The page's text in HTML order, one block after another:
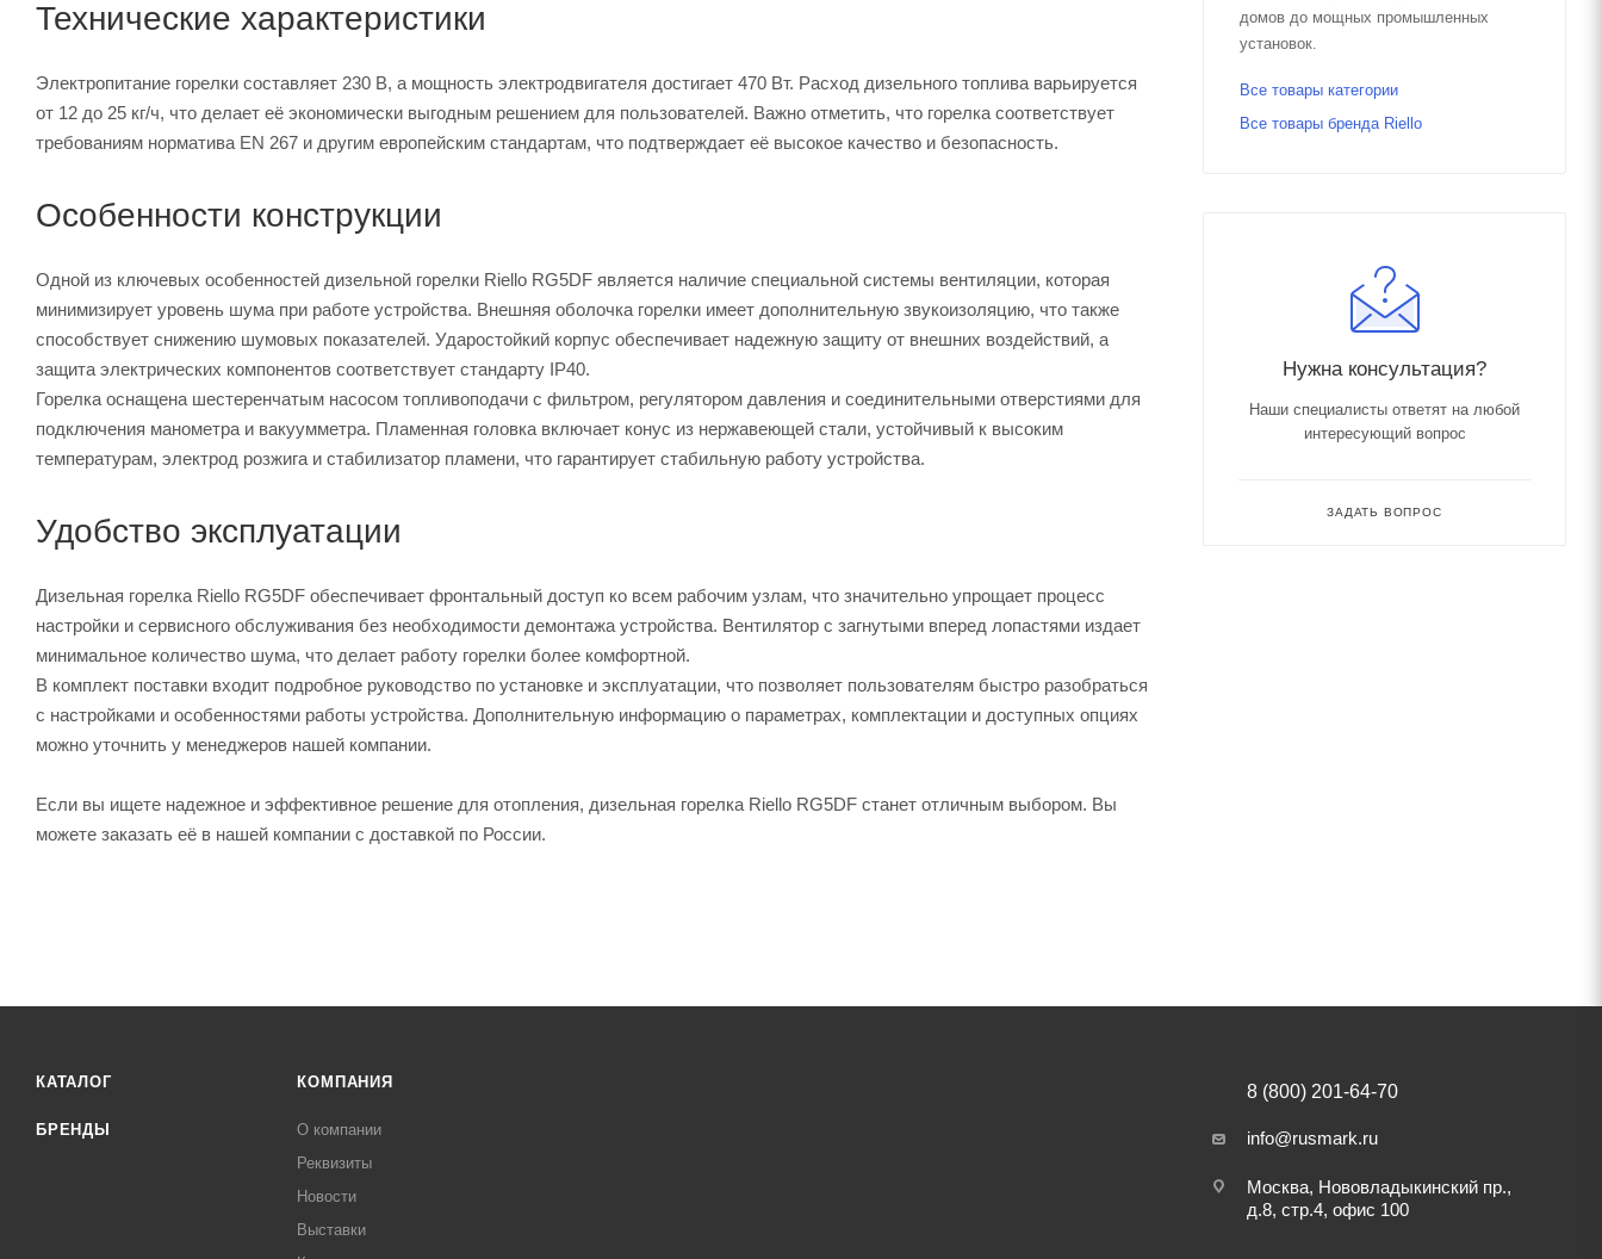
Технические характеристики
Электропитание горелки составляет 230 В, а мощность электродвигателя достигает 470 Вт. Расход дизельного топлива варьируется
от 12 до 25 кг/ч, что делает её экономически выгодным решением для пользователей. Важно отметить, что горелка соответствует
требованиям норматива EN 267 и другим европейским стандартам, что подтверждает её высокое качество и безопасность.
Особенности конструкции
Одной из ключевых особенностей дизельной горелки Riello RG5DF является наличие специальной системы вентиляции, которая
минимизирует уровень шума при работе устройства. Внешняя оболочка горелки имеет дополнительную звукоизоляцию, что также
способствует снижению шумовых показателей. Ударостойкий корпус обеспечивает надежную защиту от внешних воздействий, а
защита электрических компонентов соответствует стандарту IP40.
Горелка оснащена шестеренчатым насосом топливоподачи с фильтром, регулятором давления и соединительными отверстиями для
подключения манометра и вакуумметра. Пламенная головка включает конус из нержавеющей стали, устойчивый к высоким
температурам, электрод розжига и стабилизатор пламени, что гарантирует стабильную работу устройства.
Удобство эксплуатации
Дизельная горелка Riello RG5DF обеспечивает фронтальный доступ ко всем рабочим узлам, что значительно упрощает процесс
настройки и сервисного обслуживания без необходимости демонтажа устройства. Вентилятор с загнутыми вперед лопастями издает
минимальное количество шума, что делает работу горелки более комфортной.
В комплект поставки входит подробное руководство по установке и эксплуатации, что позволяет пользователям быстро разобраться
с настройками и особенностями работы устройства. Дополнительную информацию о параметрах, комплектации и доступных опциях
можно уточнить у менеджеров нашей компании.
Если вы ищете надежное и эффективное решение для отопления, дизельная горелка Riello RG5DF станет отличным выбором. Вы
можете заказать её в нашей компании с доставкой по России.
домов до мощных промышленных
установок.
Все товары категории
Все товары бренда Riello
Нужна консультация?
Наши специалисты ответят на любой
интересующий вопрос
ЗАДАТЬ ВОПРОС
КАТАЛОГ
БРЕНДЫ
КОМПАНИЯ
О компании
Реквизиты
Новости
Выставки
8 (800) 201-64-70
info@rusmark.ru
Москва, Нововладыкинский пр.,
д.8, стр.4, офис 100